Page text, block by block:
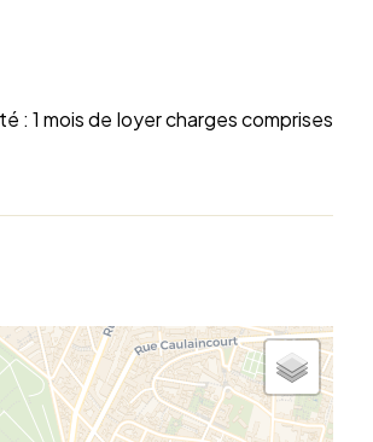
: 1 mois de loyer charges comprises